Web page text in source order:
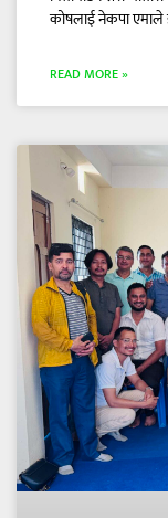
कोषलाई नेकपा
READ MORE »